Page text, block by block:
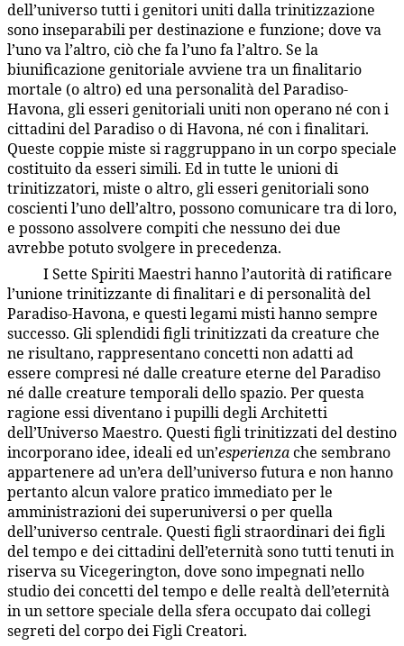
dell’universo tutti i genitori uniti dalla trinitizzazione
sono inseparabili per destinazione e funzione; dove va
l’uno va l’altro, ciò che fa l’uno fa l’altro. Se la
biunificazione genitoriale avviene tra un finalitario
mortale (o altro) ed una personalità del Paradiso-
Havona, gli esseri genitoriali uniti non operano né con i
cittadini del Paradiso o di Havona, né con i finalitari.
Queste coppie miste si raggruppano in un corpo speciale
costituito da esseri simili. Ed in tutte le unioni di
trinitizzatori, miste o altro, gli esseri genitoriali sono
coscienti l’uno dell’altro, possono comunicare tra di loro,
e possono assolvere compiti che nessuno dei due
avrebbe potuto svolgere in precedenza.
I Sette Spiriti Maestri hanno l’autorità di ratificare
l’unione trinitizzante di finalitari e di personalità del
Paradiso-Havona, e questi legami misti hanno sempre
successo. Gli splendidi figli trinitizzati da creature che
ne risultano, rappresentano concetti non adatti ad
essere compresi né dalle creature eterne del Paradiso
né dalle creature temporali dello spazio. Per questa
ragione essi diventano i pupilli degli Architetti
dell’Universo Maestro. Questi figli trinitizzati del destino
incorporano idee, ideali ed un’esperienzache sembrano
appartenere ad un’era dell’universo futura e non hanno
pertanto alcun valore pratico immediato per le
amministrazioni dei superuniversi o per quella
dell’universo centrale. Questi figli straordinari dei figli
del tempo e dei cittadini dell’eternità sono tutti tenuti in
riserva su Vicegerington, dove sono impegnati nello
studio dei concetti del tempo e delle realtà dell’eternità
in un settore speciale della sfera occupato dai collegi
segreti del corpo dei Figli Creatori.